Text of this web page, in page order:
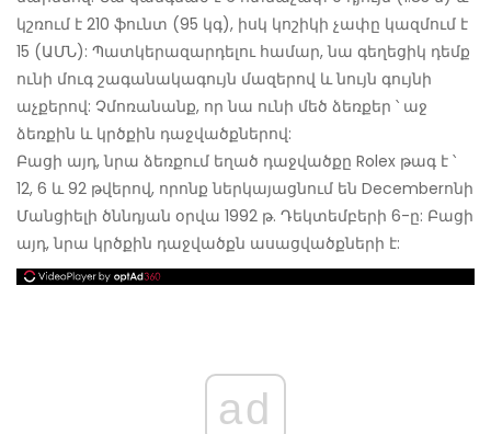
կշռում է 210 ֆունտ (95 կգ), իսկ կոշիկի չափը կազմում է
15 (ԱՄՆ): Պատկերազարդելու համար, նա գեղեցիկ դեմք
ունի մուգ շագանակագույն մազերով և նույն գույնի
աչքերով: Չմոռանանք, որ նա ունի մեծ ձեռքեր ՝ աջ
ձեռքին և կրծքին դաջվածքներով:
Բացի այդ, նրա ձեռքում եղած դաջվածքը Rolex թագ է ՝
12, 6 և 92 թվերով, որոնք ներկայացնում են Decemberոնի
Մանցիելի ծննդյան օրվա 1992 թ. Դեկտեմբերի 6-ը: Բացի
այդ, նրա կրծքին դաջվածքն ասացվածքների է:
ad